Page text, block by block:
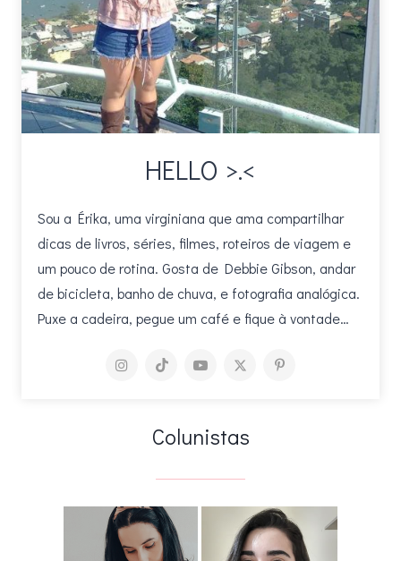
HELLO >.<
Sou a Érika, uma virginiana que ama compartilhar
dicas de livros, séries, filmes, roteiros de viagem e
um pouco de rotina. Gosta de Debbie Gibson, andar
de bicicleta, banho de chuva, e fotografia analógica.
Puxe a cadeira, pegue um café e fique à vontade…
Colunistas